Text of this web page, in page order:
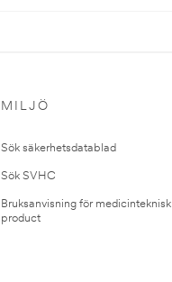
MILJÖ
Sök säkerhetsdatablad
Sök SVHC
Bruksanvisning för medicinteknisk
product